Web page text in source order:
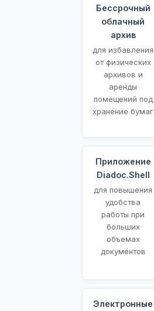
Бессрочный
облачный
архив
для избавления
от физических
архивов и
аренды
помещений под
хранение бумаг
Приложение
Diadoc.Shell
для повышения
удобства
работы при
больших
объемах
документов
Электронные